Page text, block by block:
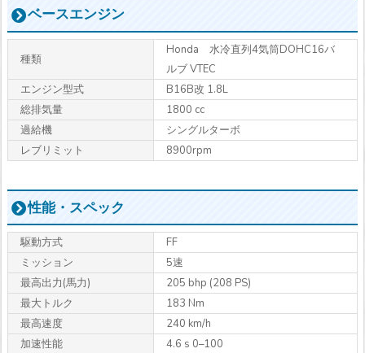
ベースエンジン
種類
Honda 水冷直列4気筒DOHC16バ
ルブ VTEC
エンジン型式
B16B改 1.8L
総排気量
1800 cc
過給機
シングルターボ
レブリミット
8900rpm
性能・スペック
駆動方式
FF
ミッション
5速
最高出力(馬力)
205 bhp (208 PS)
最大トルク
183 Nm
最高速度
240 km/h
加速性能
4.6 s 0–100